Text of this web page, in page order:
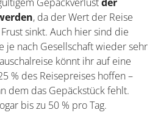
, da der Wert der Reise
sinkt. Auch hier sind die
je nach Gesellschaft wieder sehr
könnt ihr auf eine
% des Reisepreises hoffen –
dem das Gepäckstück fehlt.
bis zu 50 % pro Tag.